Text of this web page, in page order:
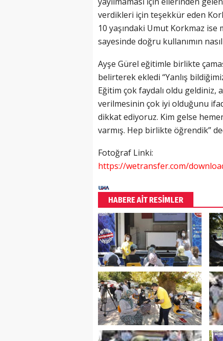
verdikleri için teşekkür eden
10 yaşındaki Umut Korkmaz ise
sayesinde doğru kullanımın
Ayşe Gürel eğitimle birlikte
belirterek ekledi “Yanlış
Eğitim çok faydalı oldu geldiniz,
verilmesinin çok iyi olduğunu
dikkat ediyoruz. Kim gelse
varmış. Hep birlikte öğrendik”
Fotoğraf Linki:
https://wetransfer.com/
HABERE AİT RESİMLER